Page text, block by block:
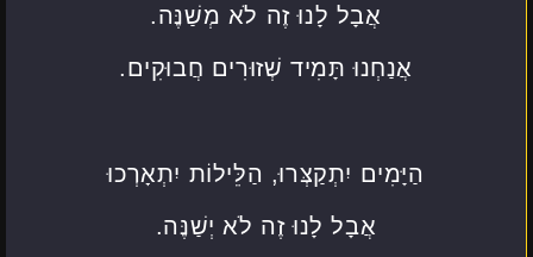
אֲבָל לָנוּ זֶה לֹא מְשַׁנֶּה.
אֲנַחְנוּ תָּמִיד שְׁזוּרִים חֲבוּקִים.
הַיָּמִים יִתְקַצְּרוּ, הַלֵּילוֹת יִתְאָרְכוּ
אֲבָל לָנוּ זֶה לֹא יְשַׁנֶּה.